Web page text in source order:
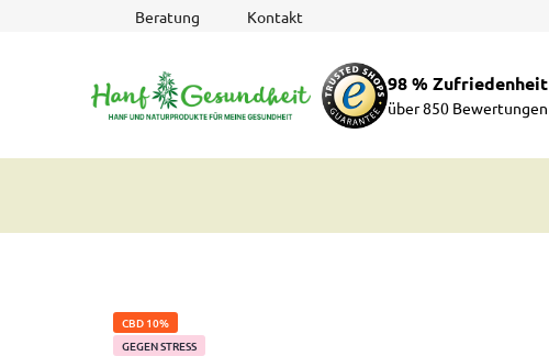
Beratung Kontakt
98 % Zufriedenheit
über 850 Bewertungen
CBD 10%
GEGEN STRESS